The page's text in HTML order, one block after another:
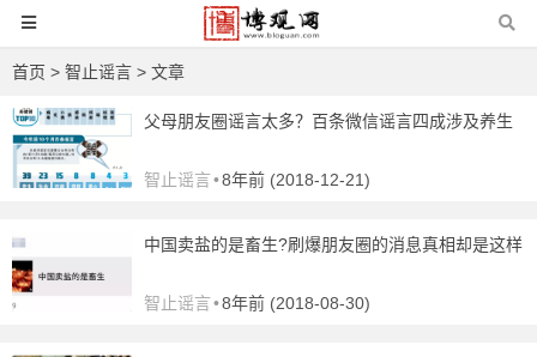
首页 > 智止谣言 > 文章
父母朋友圈谣言太多？百条微信谣言四成涉及养生
智止谣言•8年前 (2018-12-21)
中国卖盐的是畜生?刷爆朋友圈的消息真相却是这样
智止谣言•8年前 (2018-08-30)